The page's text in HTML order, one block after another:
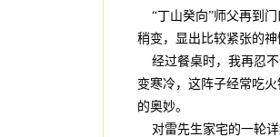
“丁山癸向”师父再到门
稍变，显出比较紧张的
经过餐桌时，我再忍不
变寒冷，这阵子经常吃
的奥妙。
对雷先生家宅的一轮详